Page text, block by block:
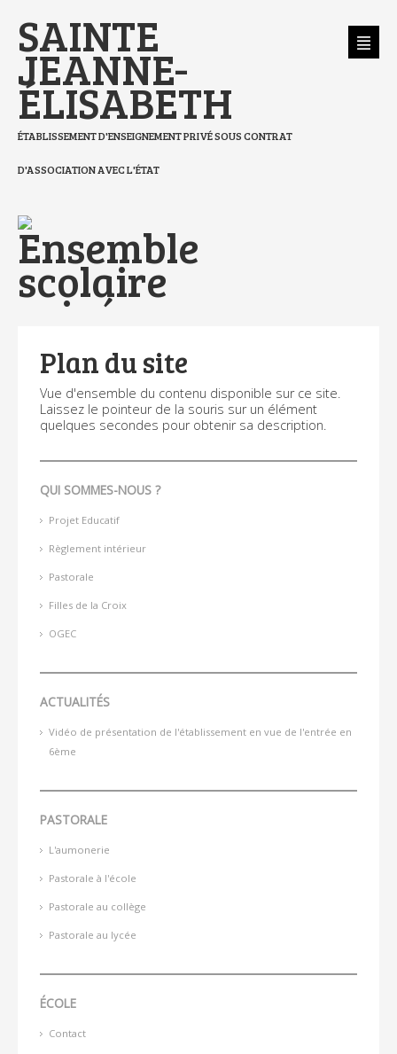
contenu.
|
Aller
à
navigation
SAINTE
JEANNE-
ÉLISABETH
ÉTABLISSEMENT D'ENSEIGNEMENT PRIVÉ SOUS CONTRAT
D'ASSOCIATION AVEC L'ÉTAT
Plan du site
Vue d'ensemble du contenu disponible sur ce site.
Laissez le pointeur de la souris sur un élément
quelques secondes pour obtenir sa description.
QUI SOMMES-NOUS ?
Projet Educatif
Règlement intérieur
Pastorale
Filles de la Croix
OGEC
ACTUALITÉS
Vidéo de présentation de l'établissement en vue de l'entrée en
6ème
PASTORALE
L'aumonerie
Pastorale à l'école
Pastorale au collège
Pastorale au lycée
ÉCOLE
Contact